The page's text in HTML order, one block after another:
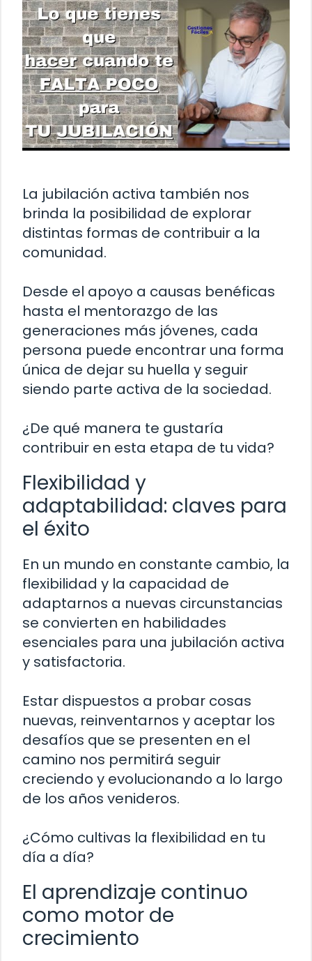
La jubilación activa también nos
brinda la posibilidad de explorar
distintas formas de contribuir a la
comunidad.
Desde el apoyo a causas benéficas
hasta el mentorazgo de las
generaciones más jóvenes, cada
persona puede encontrar una forma
única de dejar su huella y seguir
siendo parte activa de la sociedad.
¿De qué manera te gustaría
contribuir en esta etapa de tu vida?
Flexibilidad y
adaptabilidad: claves para
el éxito
En un mundo en constante cambio, la
flexibilidad y la capacidad de
adaptarnos a nuevas circunstancias
se convierten en habilidades
esenciales para una jubilación activa
y satisfactoria.
Estar dispuestos a probar cosas
nuevas, reinventarnos y aceptar los
desafíos que se presenten en el
camino nos permitirá seguir
creciendo y evolucionando a lo largo
de los años venideros.
¿Cómo cultivas la flexibilidad en tu
día a día?
El aprendizaje continuo
como motor de
crecimiento